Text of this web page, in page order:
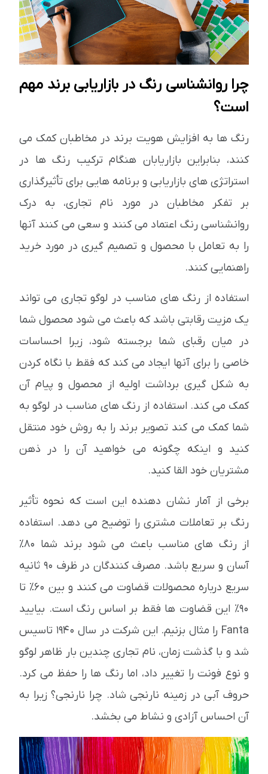
چرا روانشناسی رنگ در بازاریابی برند مهم
است؟
رنگ ها به افزایش هویت برند در مخاطبان کمک می
کنند، بنابراین بازاریابان هنگام ترکیب رنگ ها در
استراتژی های بازاریابی و برنامه هایی برای تأثیرگذاری
بر تفکر مخاطبان در مورد نام تجاری، به درک
روانشناسی رنگ اعتماد می کنند و سعی می کنند آنها
را به تعامل با محصول و تصمیم گیری در مورد خرید
راهنمایی کنند.
استفاده از رنگ های مناسب در لوگو تجاری می تواند
یک مزیت رقابتی باشد که باعث می شود محصول شما
در میان رقبای شما برجسته شود، زیرا احساسات
خاصی را برای آنها ایجاد می کند که فقط با نگاه کردن
به شکل گیری برداشت اولیه از محصول و پیام آن
کمک می کند. استفاده از رنگ های مناسب در لوگو به
شما کمک می کند تصویر برند را به روش خود منتقل
کنید و اینکه چگونه می خواهید آن را در ذهن
مشتریان خود القا کنید.
برخی از آمار نشان دهنده این است که نحوه تأثیر
رنگ بر تعاملات مشتری را توضیح می دهد. استفاده
از رنگ های مناسب باعث می شود برند شما 80٪
آسان و سریع باشد. مصرف کنندگان در ظرف 90 ثانیه
سریع درباره محصولات قضاوت می کنند و بین 60٪ تا
90٪ این قضاوت ها فقط بر اساس رنگ است. بیایید
Fanta را مثال بزنیم. این شرکت در سال 1940 تاسیس
شد و با گذشت زمان، نام تجاری چندین بار ظاهر لوگو
و نوع فونت را تغییر داد، اما رنگ ها را حفظ می کرد.
حروف آبی در زمینه نارنجی شاد. چرا نارنجی؟ زیرا به
آن احساس آزادی و نشاط می بخشد.